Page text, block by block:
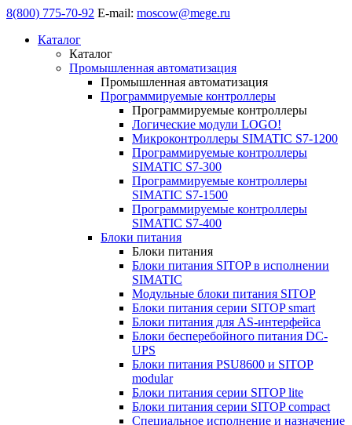
8(800) 775-70-92 E-mail: moscow@mege.ru
Каталог
Каталог
Промышленная автоматизация
Промышленная автоматизация
Программируемые контроллеры
Программируемые контроллеры
Логические модули LOGO!
Микроконтроллеры SIMATIC S7-1200
Программируемые контроллеры
SIMATIC S7-300
Программируемые контроллеры
SIMATIC S7-1500
Программируемые контроллеры
SIMATIC S7-400
Блоки питания
Блоки питания
Блоки питания SITOP в исполнении
SIMATIC
Модульные блоки питания SITOP
Блоки питания серии SITOP smart
Блоки питания для AS-интерфейса
Блоки бесперебойного питания DC-
UPS
Блоки питания PSU8600 и SITOP
modular
Блоки питания серии SITOP lite
Блоки питания серии SITOP compact
Специальное исполнение и назначение